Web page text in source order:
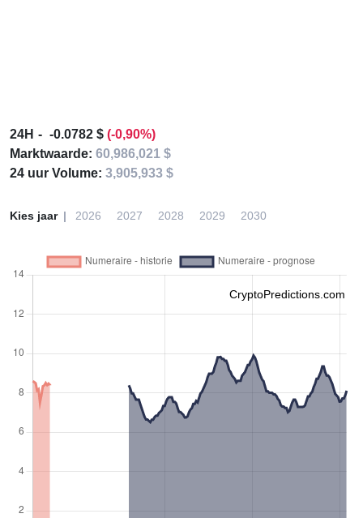
24H -0.0782 $ (-0,90%)
Marktwaarde: 60,986,021 $
24 uur Volume: 3,905,933 $
Kies jaar 2026 2027 2028 2029 2030
CryptoPredictions.com